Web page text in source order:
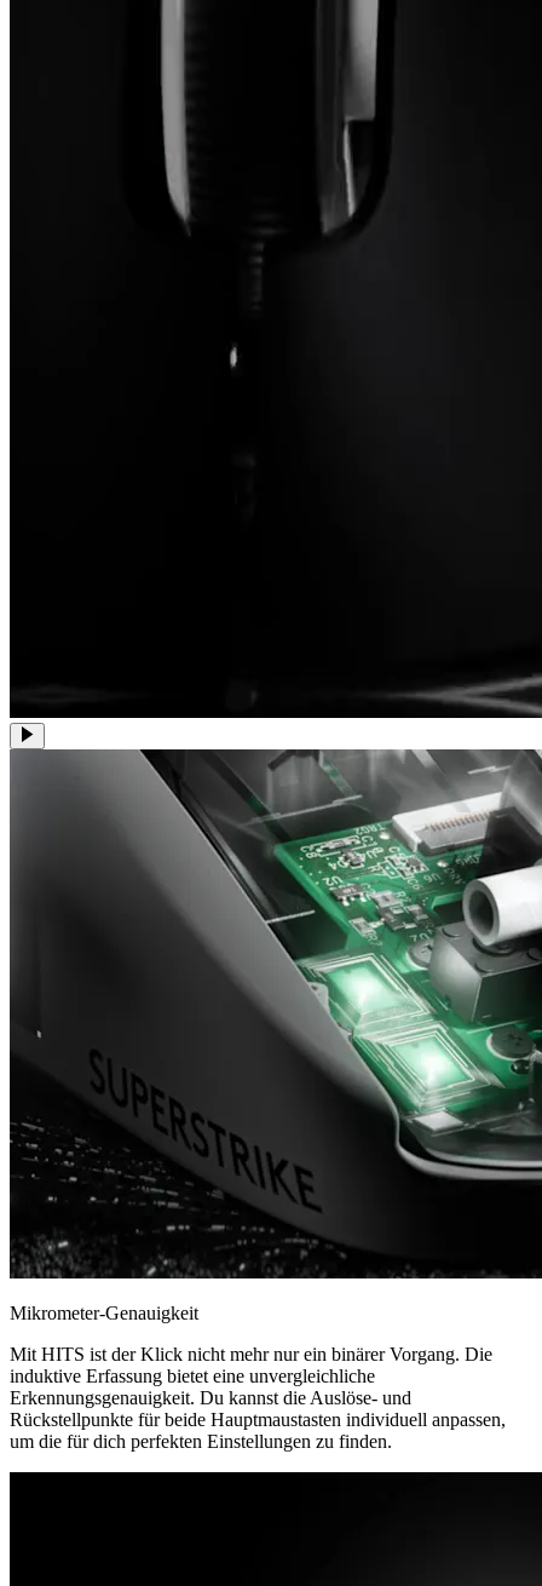
Mikrometer-Genauigkeit
Mit HITS ist der Klick nicht mehr nur ein binärer Vorgang. Die
induktive Erfassung bietet eine unvergleichliche
Erkennungsgenauigkeit. Du kannst die Auslöse- und
Rückstellpunkte für beide Hauptmaustasten individuell anpassen,
um die für dich perfekten Einstellungen zu finden.